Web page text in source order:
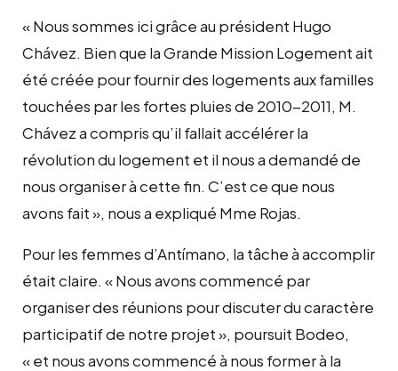
« Nous sommes ici grâce au président Hugo
Chávez. Bien que la Grande Mission Logement ait
été créée pour fournir des logements aux familles
touchées par les fortes pluies de 2010-2011, M.
Chávez a compris qu’il fallait accélérer la
révolution du logement et il nous a demandé de
nous organiser à cette fin. C’est ce que nous
avons fait », nous a expliqué Mme Rojas.
Pour les femmes d’Antímano, la tâche à accomplir
était claire. « Nous avons commencé par
organiser des réunions pour discuter du caractère
participatif de notre projet », poursuit Bodeo,
« et nous avons commencé à nous former à la